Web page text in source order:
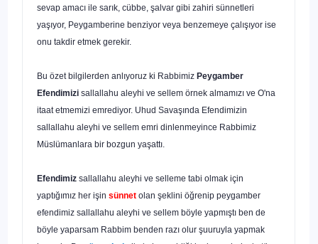
sevap amacı ile sarık, cübbe, şal­var gibi zahiri sünnetleri
yaşıyor, Peygamberine benziyor veya benzemeye çalışıyor ise
onu takdir etmek gerekir.
Bu özet bilgilerden anlıyoruz ki Rabbimiz Peygamber
Efendimizi sallallahu aleyhi ve sellem örnek almamızı ve O'na
itaat etmemizi emrediyor. Uhud Savaşında Efendimizin
sallallahu aleyhi ve sellem emri dinlenmeyince Rabbi­miz
Müslümanlara bir bozgun yaşattı.
Efendimiz sallallahu aleyhi ve selleme tabi olmak için
yaptığımız her işin sünnet olan şeklini öğrenip peygamber
efendimiz sallallahu aleyhi ve sellem böyle yapmıştı ben de
böyle yaparsam Rabbim benden razı olur şuuruyla yapmak